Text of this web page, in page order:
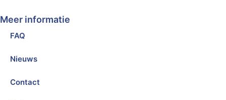
Meer informatie
FAQ
Nieuws
Contact